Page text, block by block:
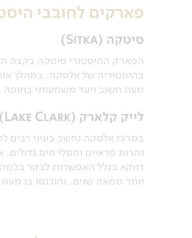
פארקים לחובבי
סיטקה (Sitka)
הפארק ההיסטורי סיטקה בקצה
בהיסטוריה של אלסקה. במהלך
מעוז חשוב ויעד משמעותי
לייק קלארק (Lake Clark)
במרכז אלסקה נחשב בעיני רבים
נהרות פראיים ומפלי מים
דווקא בגלל האפשרות לבקר בכמה
יותר ממאה שנים, והוכנסו בו מעט